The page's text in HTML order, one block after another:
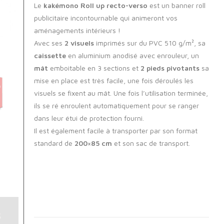
Le kakémono Roll up recto-verso est un banner roll
publicitaire incontournable qui animeront vos
aménagements intérieurs !
Avec ses 2 visuels imprimés sur du PVC 510 g/m², sa
caissette en aluminium anodisé avec enrouleur, un
mât emboitable en 3 sections et 2 pieds pivotants sa
mise en place est très facile, une fois déroulés les
visuels se fixent au mât. Une fois l’utilisation terminée,
ils se ré enroulent automatiquement pour se ranger
dans leur étui de protection fourni.
Il est également facile à transporter par son format
standard de 200×85 cm et son sac de transport.